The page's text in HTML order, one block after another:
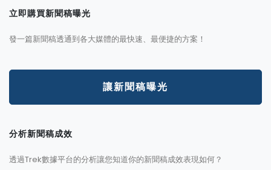
立即購買新聞稿曝光
發一篇新聞稿透通到各大媒體的最快速、最便捷的方案！
讓新聞稿曝光
分析新聞稿成效
透過Trek數據平台的分析讓您知道你的新聞稿成效表現如何？